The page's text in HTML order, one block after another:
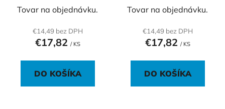
Tovar na objednávku.
€14,49 bez DPH
€17,82 / KS
DO KOŠÍKA
Tovar na objednávku.
€14,49 bez DPH
€17,82 / KS
DO KOŠÍKA